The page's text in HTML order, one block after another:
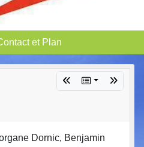
et Plan
Dornic, Benjamin